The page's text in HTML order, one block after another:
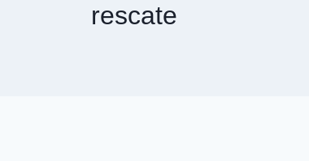
rescate